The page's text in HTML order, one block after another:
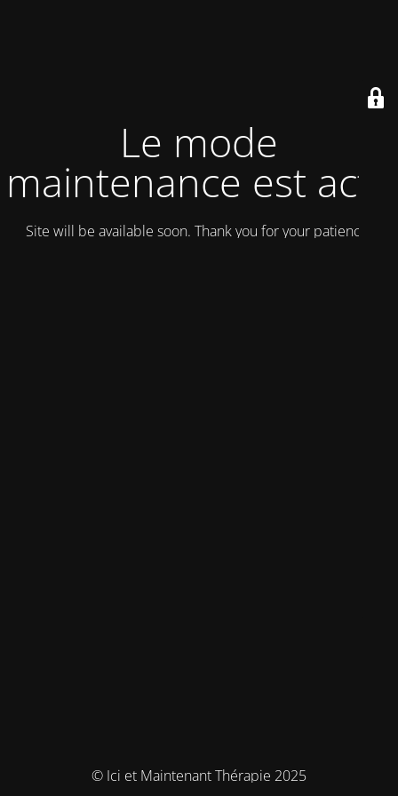
Le mode
maintenance est actif
Site will be available soon. Thank you for your patience!
© Ici et Maintenant Thérapie 2025